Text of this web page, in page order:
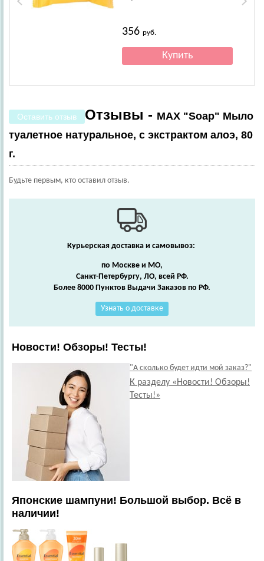
356 руб.
Оставить отзыв Отзывы - MAX "Soap" Мыло
туалетное натуральное, с экстрактом алоэ, 80
г.
Будьте первым, кто оставил отзыв.
Курьерская доставка и самовывоз:
по Москве и МО,
Санкт-Петербургу, ЛО, всей РФ.
Более 8000 Пунктов Выдачи Заказов по РФ.
Узнать о доставке
Новости! Обзоры! Тесты!
"А сколько будет идти мой заказ?"
К разделу «Новости! Обзоры!
Тесты!»
Японские шампуни! Большой выбор. Всё в
наличии!